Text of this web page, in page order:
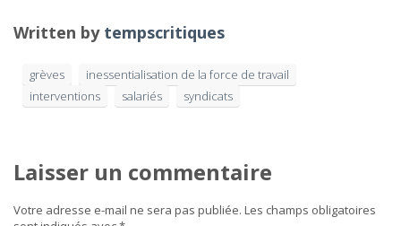
Written by tempscritiques
grèves
inessentialisation de la force de travail
interventions
salariés syndicats
Laisser un commentaire
Votre adresse e-mail ne sera pas publiée. Les champs obligatoires